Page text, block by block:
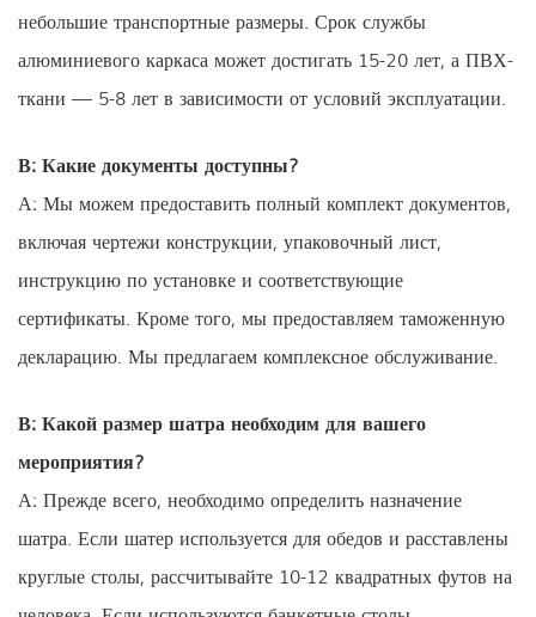
небольшие транспортные размеры. Срок службы
алюминиевого каркаса может достигать 15-20 лет, а ПВХ-
ткани — 5-8 лет в зависимости от условий эксплуатации.
В: Какие документы доступны?
А: Мы можем предоставить полный комплект документов,
включая чертежи конструкции, упаковочный лист,
инструкцию по установке и соответствующие
сертификаты. Кроме того, мы предоставляем таможенную
декларацию. Мы предлагаем комплексное обслуживание.
В: Какой размер шатра необходим для вашего
мероприятия?
А: Прежде всего, необходимо определить назначение
шатра. Если шатер используется для обедов и расставлены
круглые столы, рассчитывайте 10-12 квадратных футов на